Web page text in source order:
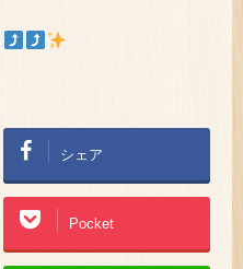
シェア
Pocket